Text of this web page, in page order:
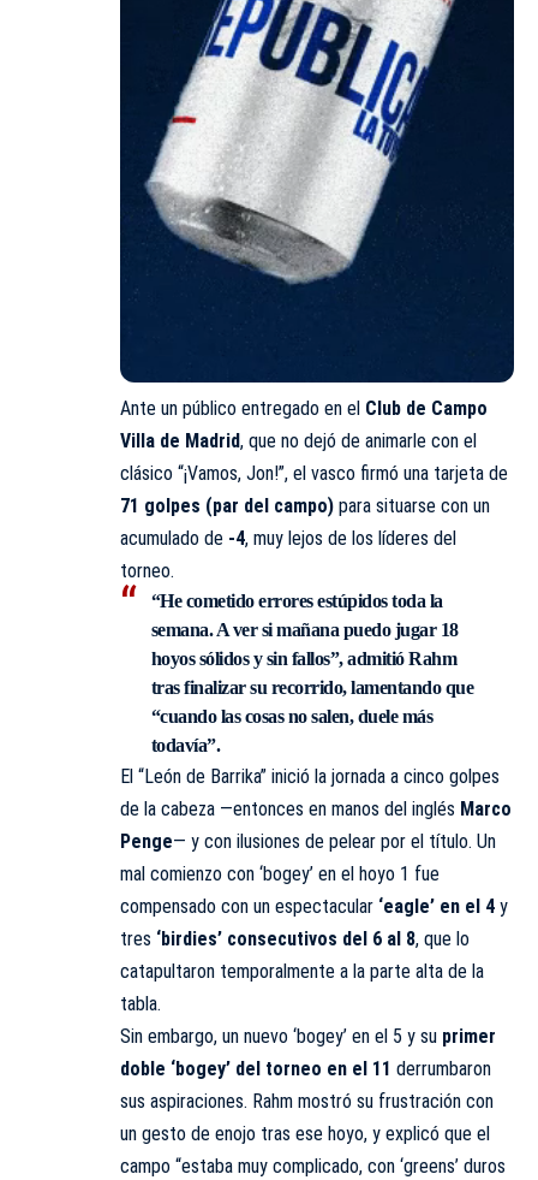
Ante un público entregado en el Club de Campo
Villa de Madrid, que no dejó de animarle con el
clásico “¡Vamos, Jon!”, el vasco firmó una tarjeta de
71 golpes (par del campo) para situarse con un
acumulado de -4, muy lejos de los líderes del
torneo.
“He cometido errores estúpidos toda la
semana. A ver si mañana puedo jugar 18
hoyos sólidos y sin fallos”, admitió Rahm
tras finalizar su recorrido, lamentando que
“cuando las cosas no salen, duele más
todavía”.
El “León de Barrika” inició la jornada a cinco golpes
de la cabeza —entonces en manos del inglés Marco
Penge— y con ilusiones de pelear por el título. Un
mal comienzo con ‘bogey’ en el hoyo 1 fue
compensado con un espectacular ‘eagle’ en el 4 y
tres ‘birdies’ consecutivos del 6 al 8, que lo
catapultaron temporalmente a la parte alta de la
tabla.
Sin embargo, un nuevo ‘bogey’ en el 5 y su primer
doble ‘bogey’ del torneo en el 11 derrumbaron
sus aspiraciones. Rahm mostró su frustración con
un gesto de enojo tras ese hoyo, y explicó que el
campo “estaba muy complicado, con ‘greens’ duros